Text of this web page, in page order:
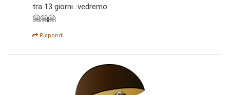
tra 13 giorni...vedremo
🤗🤗🤗
Rispondi